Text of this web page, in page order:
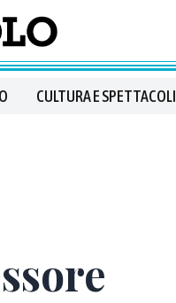
CULTURA E SPETTACOLI